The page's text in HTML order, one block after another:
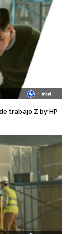
trabajo Z by HP